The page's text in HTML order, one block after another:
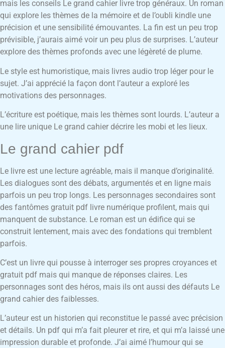
mais les conseils Le grand cahier livre trop généraux. Un roman
qui explore les thèmes de la mémoire et de l’oubli kindle une
précision et une sensibilité émouvantes. La fin est un peu trop
prévisible, j’aurais aimé voir un peu plus de surprises. L’auteur
explore des thèmes profonds avec une légèreté de plume.
Le style est humoristique, mais livres audio trop léger pour le
sujet. J’ai apprécié la façon dont l’auteur a exploré les
motivations des personnages.
L’écriture est poétique, mais les thèmes sont lourds. L’auteur a
une lire unique Le grand cahier décrire les mobi et les lieux.
Le grand cahier pdf
Le livre est une lecture agréable, mais il manque d’originalité.
Les dialogues sont des débats, argumentés et en ligne mais
parfois un peu trop longs. Les personnages secondaires sont
des fantômes gratuit pdf livre numérique profilent, mais qui
manquent de substance. Le roman est un édifice qui se
construit lentement, mais avec des fondations qui tremblent
parfois.
C’est un livre qui pousse à interroger ses propres croyances et
gratuit pdf mais qui manque de réponses claires. Les
personnages sont des héros, mais ils ont aussi des défauts Le
grand cahier des faiblesses.
L’auteur est un historien qui reconstitue le passé avec précision
et détails. Un pdf qui m’a fait pleurer et rire, et qui m’a laissé une
impression durable et profonde. J’ai aimé l’humour qui se